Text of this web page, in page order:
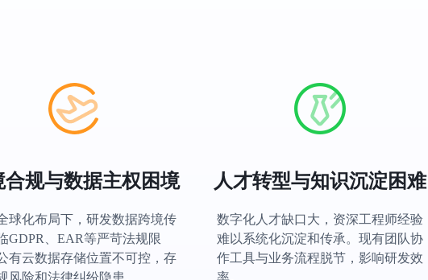
合规与数据主权困境
球化布局下，研发数据跨境传
GDPR、EAR等严苛法规限
有云数据存储位置不可控，存
风险和法律纠纷隐患。
人才转型与知识沉淀困难
数字化人才缺口大，资深工程师经验
难以系统化沉淀和传承。现有团队协
作工具与业务流程脱节，影响研发效
率。